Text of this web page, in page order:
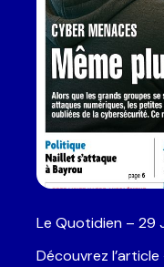
Le Quotidien – 29
Découvrez l’article